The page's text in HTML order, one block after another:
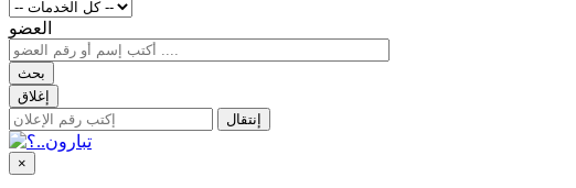
العضو
بحث
إغلاق
إنتقال
×